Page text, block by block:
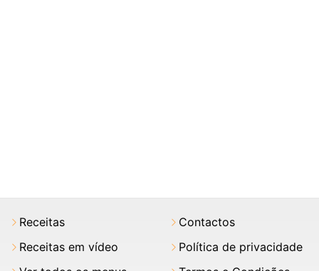
Receitas
Receitas em vídeo
Contactos
Política de privacidade